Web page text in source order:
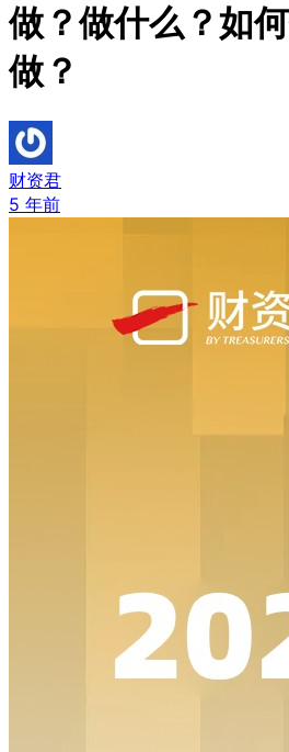
做？做什么？如
做？
财资君
5 年前